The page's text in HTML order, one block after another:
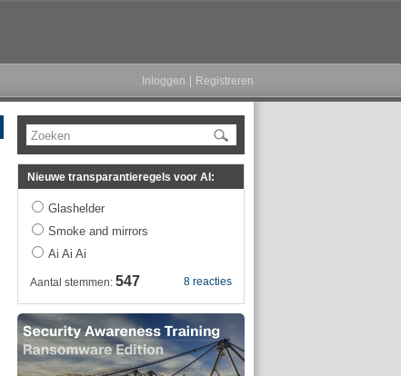
Inloggen Registreren
Zoeken
Nieuwe transparantieregels voor AI:
Glashelder
Smoke and mirrors
Ai Ai Ai
8 reacties
Aantal stemmen: 547